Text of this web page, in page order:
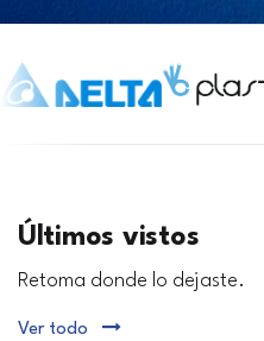
Últimos vistos
Retoma donde lo dejaste.
Ver todo